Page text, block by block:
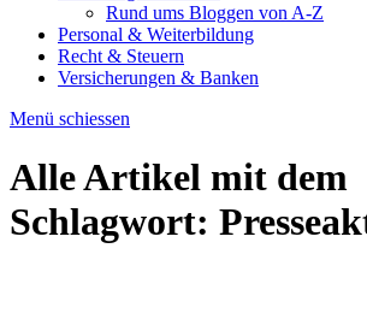
Rund ums Bloggen von A-Z
Personal & Weiterbildung
Recht & Steuern
Versicherungen & Banken
Menü schiessen
Alle Artikel mit dem
Schlagwort: